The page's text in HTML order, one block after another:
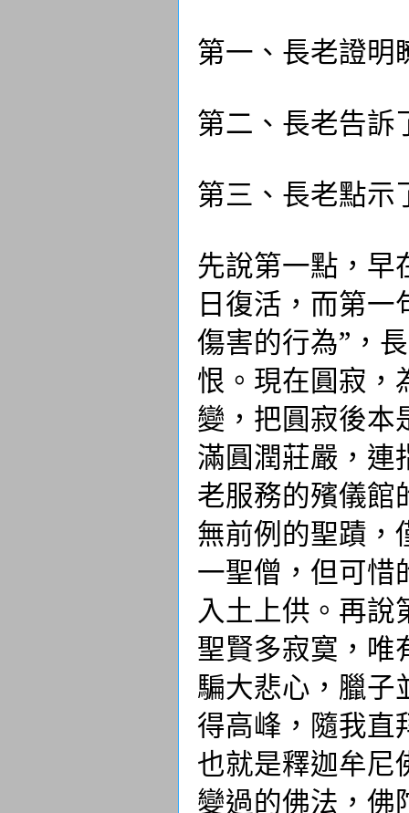
第一、長老證明
第二、長老告訴
第三、長老點示
先說第一點，早
日復活，而第
傷害的行為”，
恨。現在圓寂，
變，把圓寂後本
滿圓潤莊嚴，連
老服務的殯儀館
無前例的聖蹟，
一聖僧，但可惜
入土上供。再說
聖賢多寂寞，唯
騙大悲心，臘子
得高峰，隨我直
也就是釋迦牟尼
變過的佛法，佛